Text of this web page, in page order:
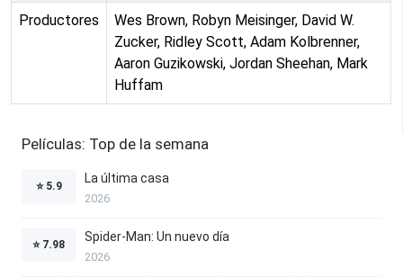
Productores
Wes Brown, Robyn Meisinger, David W.
Zucker, Ridley Scott, Adam Kolbrenner,
Aaron Guzikowski, Jordan Sheehan, Mark
Huffam
Películas: Top de la semana
⭐ 5.9
La última casa
2026
⭐ 7.98
Spider-Man: Un nuevo día
2026